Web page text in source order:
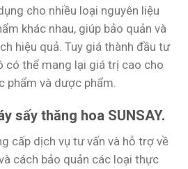
cho nhiều loại nguyên liệu
khác nhau, giúp bảo quản và
hiệu quả. Tuy giá thành đầu tư
có thể mang lại giá trị cao cho
phẩm và dược phẩm.
sấy thăng hoa SUNSAY.
cấp dịch vụ tư vấn và hỗ trợ về
cách bảo quản các loại thực